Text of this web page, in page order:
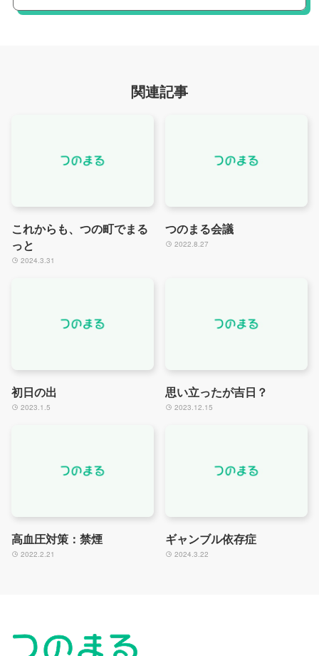
関連記事
これからも、つの町でまる
っと
2024.3.31
つのまる会議
2022.8.27
初日の出
2023.1.5
思い立ったが吉日？
2023.12.15
高血圧対策：禁煙
2022.2.21
ギャンブル依存症
2024.3.22